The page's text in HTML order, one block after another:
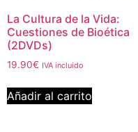
La Cultura de la Vida:
Cuestiones de Bioética
(2DVDs)
19.90€ IVA incluido
Añadir al carrito